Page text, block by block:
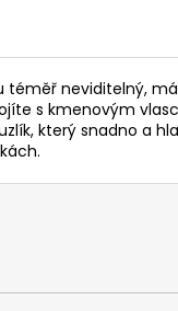
téměř neviditelný,
s kmenovým
který snadno a